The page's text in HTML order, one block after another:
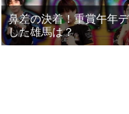
鼻差の決着！重賞午年
した雄馬は？